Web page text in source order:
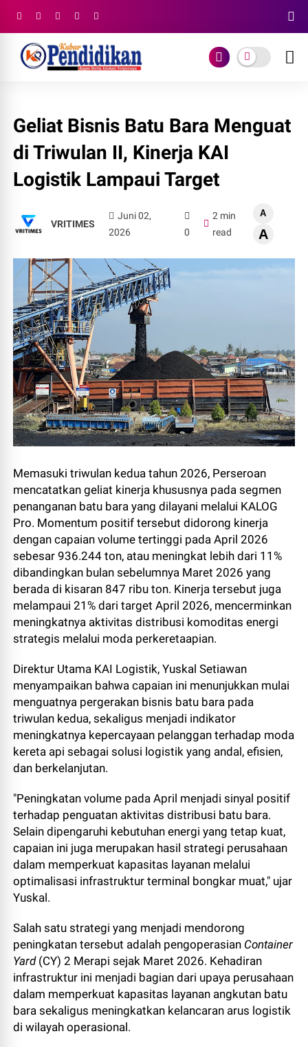
Geliat Bisnis Batu Bara Menguat
di Triwulan II, Kinerja KAI
Logistik Lampaui Target
VRITIMES
Juni 02,
2026
0
2 min
read
A
A
Memasuki triwulan kedua tahun 2026, Perseroan
mencatatkan geliat kinerja khususnya pada segmen
penanganan batu bara yang dilayani melalui KALOG
Pro. Momentum positif tersebut didorong kinerja
dengan capaian volume tertinggi pada April 2026
sebesar 936.244 ton, atau meningkat lebih dari 11%
dibandingkan bulan sebelumnya Maret 2026 yang
berada di kisaran 847 ribu ton. Kinerja tersebut juga
melampaui 21% dari target April 2026, mencerminkan
meningkatnya aktivitas distribusi komoditas energi
strategis melalui moda perkeretaapian.
Direktur Utama KAI Logistik, Yuskal Setiawan
menyampaikan bahwa capaian ini menunjukkan mulai
menguatnya pergerakan bisnis batu bara pada
triwulan kedua, sekaligus menjadi indikator
meningkatnya kepercayaan pelanggan terhadap moda
kereta api sebagai solusi logistik yang andal, efisien,
dan berkelanjutan.
"Peningkatan volume pada April menjadi sinyal positif
terhadap penguatan aktivitas distribusi batu bara.
Selain dipengaruhi kebutuhan energi yang tetap kuat,
capaian ini juga merupakan hasil strategi perusahaan
dalam memperkuat kapasitas layanan melalui
optimalisasi infrastruktur terminal bongkar muat," ujar
Yuskal.
Salah satu strategi yang menjadi mendorong
peningkatan tersebut adalah pengoperasian Container
Yard(CY) 2 Merapi sejak Maret 2026. Kehadiran
infrastruktur ini menjadi bagian dari upaya perusahaan
dalam memperkuat kapasitas layanan angkutan batu
bara sekaligus meningkatkan kelancaran arus logistik
di wilayah operasional.